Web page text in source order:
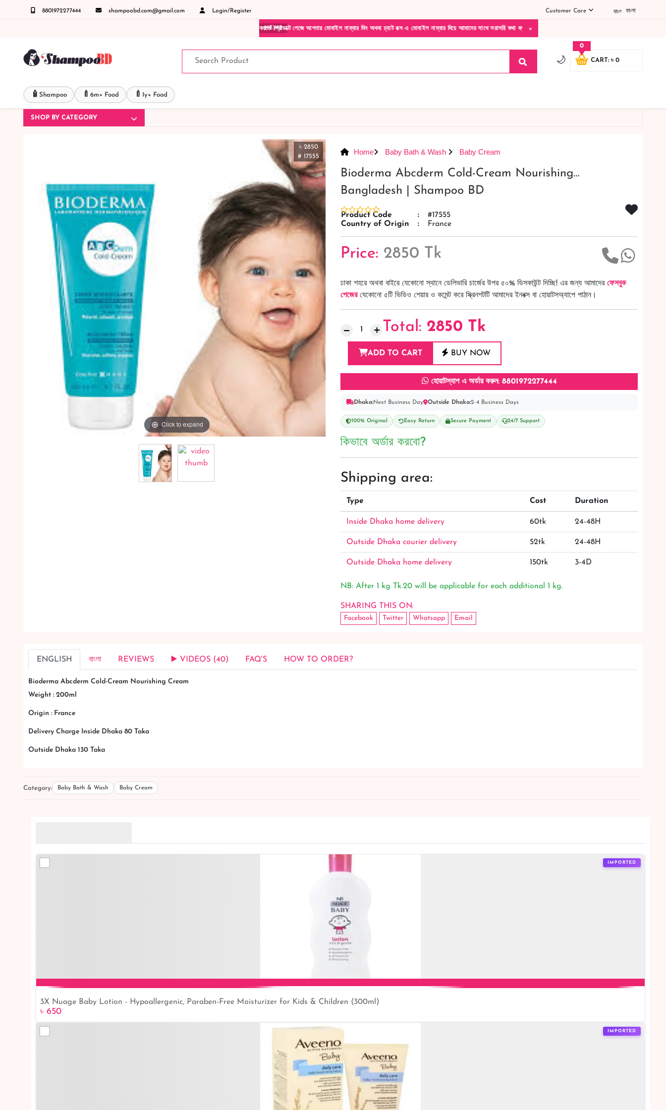
8801972277444 shampoobd.com@gmail.com Login/Register বাংলা
Customer Care
×
NEWS
যেকোনো জিজ্ঞাসায় কল করুনঃ ( IMO + Whatsapp ) +8801972277444 সহজে অর্ডার করতে প্রোডাক্ট পেজে আপনার মোবাইল নাম্বার দিন অথবা চ্যাট বক্স এ মোবাইল নাম্বার দিয়ে আমাদের সাথে সরাসরি কথা বলুন| আমাদের যেকোনো পণ্য হাতে নিয়ে দেখে টাকা দিবেন ডেলিভারি ম্যান চলে
🌙 CART: ৳ 0
0
🧴 Shampoo 🍼 6m+ Food 🍼 1y+ Food
SHOP BY CATEGORY
৳ 2850
# 17555
Click to expand
Home Baby Bath & Wash Baby Cream
Bioderma Abcderm Cold-Cream Nourishing…
Bangladesh | Shampoo BD
Product Code :
#17555
Country of Origin
: France
Price: 2850 Tk
ঢাকা শহরে অথবা বাইরে যেকোনো স্থানে ডেলিভারি চার্জের উপর ৫০% ডিসকাউন্ট দিচ্ছি! এর জন্য আমাদের ফেসবুক
পেজেরযেকোনো ৫টি ভিডিও শেয়ার ও কমেন্ট করে স্ক্রিনশটটি আমাদের ইনবক্স বা হোয়াটসঅ্যাপে পাঠান।
Total: 2850 Tk
ADD TO CART BUY NOW
হোয়াটস্যাপ এ অর্ডার করুন: 8801972277444
Dhaka:Next Business Day Outside Dhaka:2-4 Business Days
100% Original Easy Return Secure Payment 24/7 Support
কিভাবে অর্ডার করবো?
Shipping area:
Type Cost Duration
Inside Dhaka home delivery 60tk 24-48H
Outside Dhaka courier delivery 52tk 24-48H
Outside Dhaka home delivery 150tk 3-4D
NB: After 1 kg Tk.20 will be applicable for each additional 1 kg.
SHARING THIS ON:
Facebook Twitter Whatsapp Email
ENGLISH বাংলা REVIEWS ▶️ VIDEOS (40) FAQ'S HOW TO ORDER?
Bioderma Abcderm Cold-Cream Nourishing Cream
Weight : 200ml
Origin : France
Delivery Charge Inside Dhaka 80 Taka
Outside Dhaka 130 Taka
Category: Baby Bath & Wash Baby Cream
IMPORTED
Add to Cart
3X Nuage Baby Lotion - Hypoallergenic, Paraben-Free Moisturizer for Kids & Children (300ml)
৳ 650
IMPORTED